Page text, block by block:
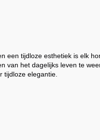
een tijdloze esthetiek is elk
van het dagelijks leven te
tijdloze elegantie.